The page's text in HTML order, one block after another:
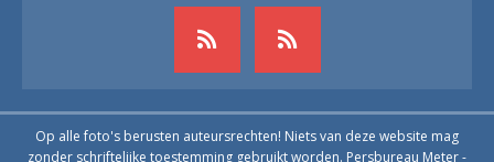
Op alle foto's berusten auteursrechten! Niets van deze website mag
zonder schriftelijke toestemming gebruikt worden. Persbureau Meter -